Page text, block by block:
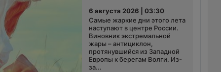
6 августа 2026 | 03:30
Самые жаркие дни этого лета
наступают в центре России.
Виновник экстремальной
жары – антициклон,
протянувшийся из Западной
Европы к берегам Волги. Из-
за...